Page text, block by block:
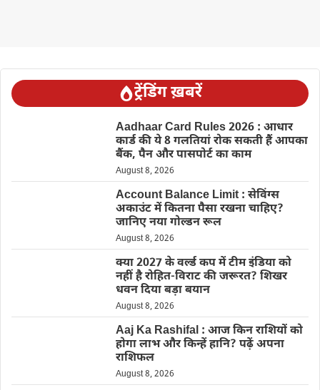
ट्रेंडिंग ख़बरें
Aadhaar Card Rules 2026 : आधार
कार्ड की ये 8 गलतियां रोक सकती हैं आपका
बैंक, पैन और पासपोर्ट का काम
August 8, 2026
Account Balance Limit : सेविंग्स
अकाउंट में कितना पैसा रखना चाहिए?
जानिए नया गोल्डन रूल
August 8, 2026
क्या 2027 के वर्ल्ड कप में टीम इंडिया को
नहीं है रोहित-विराट की जरूरत? शिखर
धवन दिया बड़ा बयान
August 8, 2026
Aaj Ka Rashifal : आज किन राशियों को
होगा लाभ और किन्हें हानि? पढ़ें अपना
राशिफल
August 8, 2026